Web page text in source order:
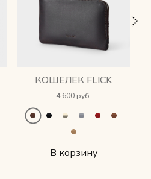
КОШЕЛЕК FLICK
4 600 руб.
В корзину